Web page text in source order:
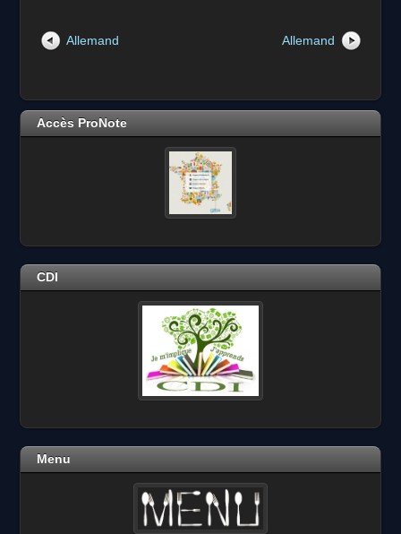
Allemand Allemand
Accès ProNote
CDI
Menu